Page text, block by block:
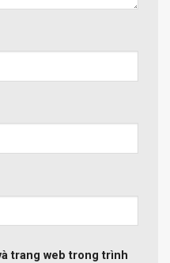
trang web trong trình